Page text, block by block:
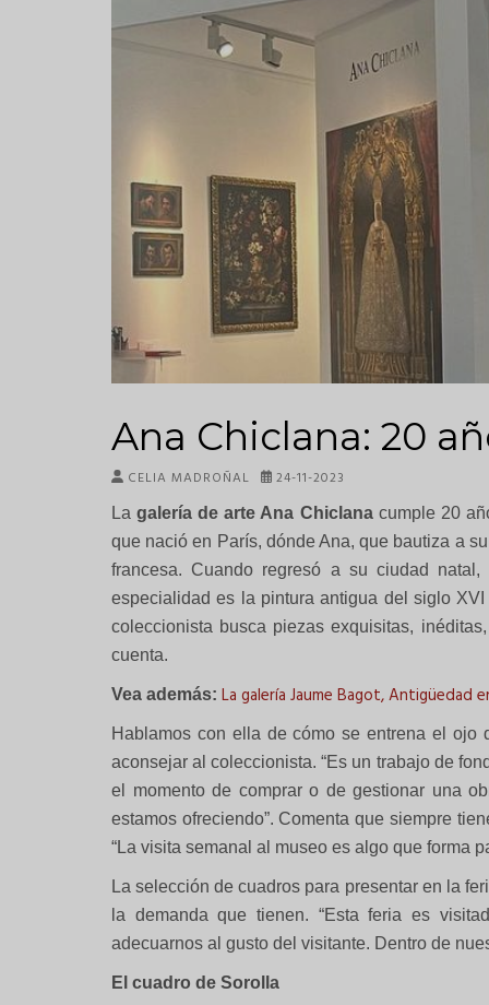
Ana Chiclana: 20
CELIA MADROÑAL 24-11-2023
Lagalería de arte Ana Chiclanacumple 20
que nació en París, dónde Ana, que bautiza a
francesa. Cuando regresó a su ciudad
especialidad es la pintura antigua del siglo
coleccionista busca piezas exquisitas,
cuenta.
Vea además: La galería Jaume Bagot, Antigüedad
Hablamos con ella de cómo se entrena el ojo
aconsejar al coleccionista. “Es un trabajo de
el momento de comprar o de gestionar una
estamos ofreciendo”. Comenta que siempre
“La visita semanal al museo es algo que forma
La selección de cuadros para presentar en la
la demanda que tienen. “Esta feria es
adecuarnos al gusto del visitante. Dentro de
El cuadro de Sorolla